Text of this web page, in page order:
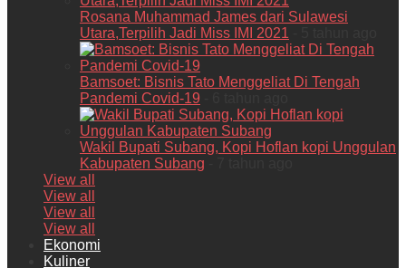
Rosana Muhammad James dari Sulawesi
Utara,Terpilih Jadi Miss IMI 2021
Bamsoet: Bisnis Tato Menggeliat Di Tengah
Pandemi Covid-19
Wakil Bupati Subang, Kopi Hoflan kopi Unggulan
Kabupaten Subang
View all
View all
View all
View all
Ekonomi
Kuliner